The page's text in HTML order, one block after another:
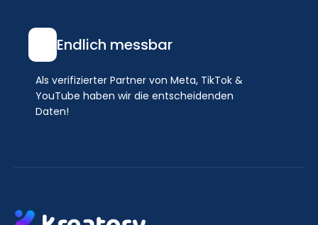
Endlich messbar
Als verifizierter Partner von Meta, TikTok &
YouTube haben wir die entscheidenden
Daten!